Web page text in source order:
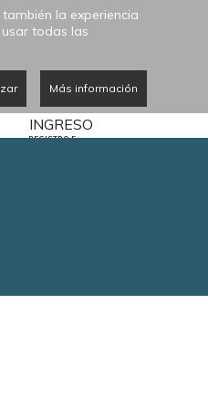
REGISTRO E
MIS COMPRAS
la experiencia
todas las
Más información